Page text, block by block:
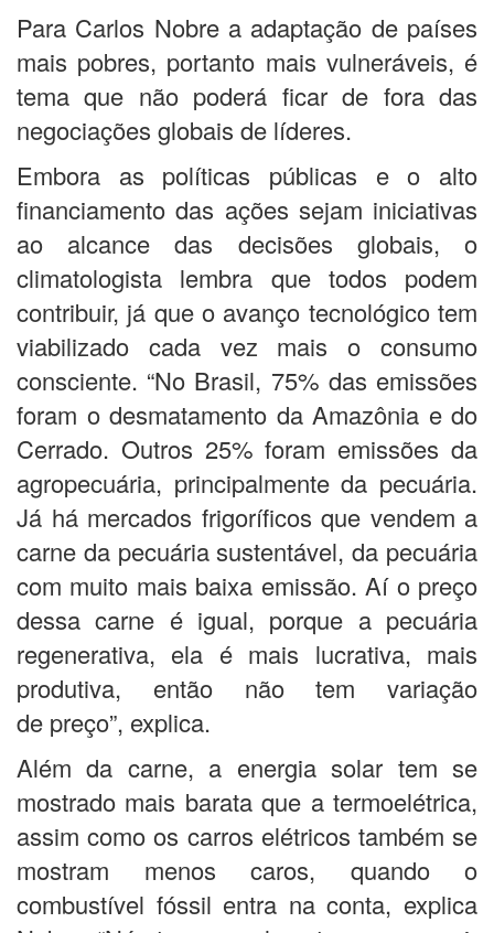
Para Carlos Nobre a adaptação de países
mais pobres, portanto mais vulneráveis, é
tema que não poderá ficar de fora das
negociações globais de líderes.
Embora as políticas públicas e o alto
financiamento das ações sejam iniciativas
ao alcance das decisões globais, o
climatologista lembra que todos podem
contribuir, já que o avanço tecnológico tem
viabilizado cada vez mais o consumo
consciente. “No Brasil, 75% das emissões
foram o desmatamento da Amazônia e do
Cerrado. Outros 25% foram emissões da
agropecuária, principalmente da pecuária.
Já há mercados frigoríficos que vendem a
carne da pecuária sustentável, da pecuária
com muito mais baixa emissão. Aí o preço
dessa carne é igual, porque a pecuária
regenerativa, ela é mais lucrativa, mais
produtiva, então não tem variação
de preço”, explica.
Além da carne, a energia solar tem se
mostrado mais barata que a termoelétrica,
assim como os carros elétricos também se
mostram menos caros, quando o
combustível fóssil entra na conta, explica